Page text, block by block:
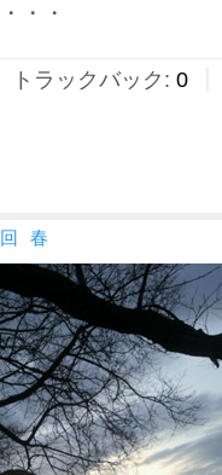
・・
トラックバック: 0
春